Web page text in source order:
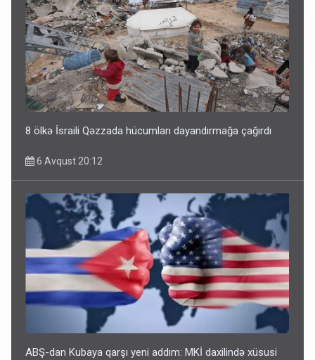
8 ölkə İsraili Qəzzada hücumları dayandırmağa çağırdı
6 Avqust 20:12
ABŞ-dan Kubaya qarşı yeni addım: MKİ daxilində xüsusi